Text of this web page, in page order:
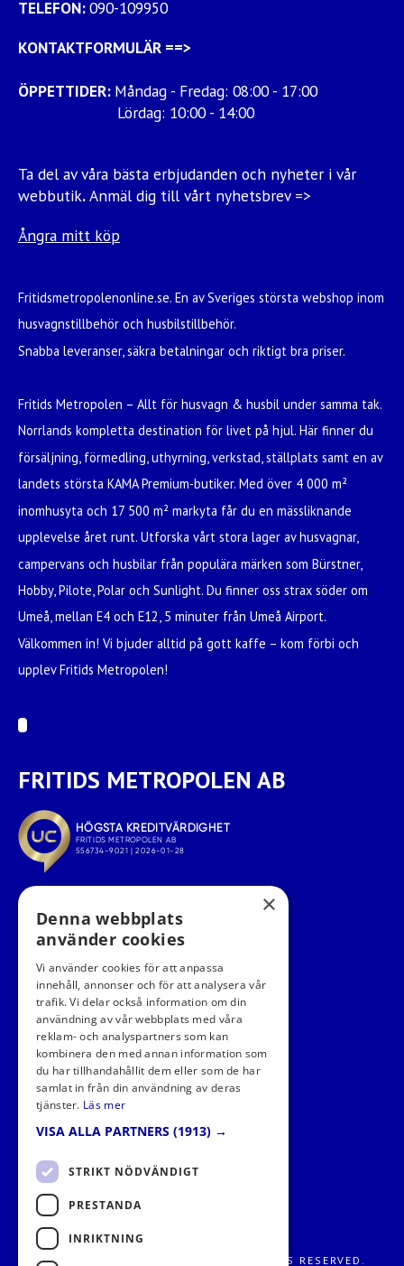
TELEFON:090-109950
KONTAKTFORMULÄR ==>
ÖPPETTIDER: Måndag - Fredag: 08:00 - 17:00
Lördag: 10:00 - 14:00
Ta del av våra bästa erbjudanden och nyheter i vår
webbutik.Anmäl dig till vårt nyhetsbrev =>
Ångra mitt köp
Fritidsmetropolenonline.se. En av Sveriges största webshop inom
husvagnstillbehör och husbilstillbehör.
Snabba leveranser, säkra betalningar och riktigt bra priser.
Fritids Metropolen – Allt för husvagn & husbil under samma tak.
Norrlands kompletta destination för livet på hjul. Här finner du
försäljning, förmedling, uthyrning, verkstad, ställplats samt en av
landets största KAMA Premium-butiker. Med över 4 000 m²
inomhusyta och 17 500 m² markyta får du en mässliknande
upplevelse året runt. Utforska vårt stora lager av husvagnar,
campervans och husbilar från populära märken som Bürstner,
Hobby, Pilote, Polar och Sunlight. Du finner oss strax söder om
Umeå, mellan E4 och E12, 5 minuter från Umeå Airport.
Välkommen in! Vi bjuder alltid på gott kaffe – kom förbi och
upplev Fritids Metropolen!
FRITIDS METROPOLEN AB
FÖLJ OSS I SOCIALA MEDIER
FRITIDS METROPOLEN AB 2026. ALL RIGHTS RESERVED.
×
Denna webbplats
använder cookies
Vi använder cookies för att anpassa
innehåll, annonser och för att analysera vår
trafik. Vi delar också information om din
användning av vår webbplats med våra
reklam- och analyspartners som kan
kombinera den med annan information som
du har tillhandahållit dem eller som de har
samlat in från din användning av deras
tjänster. Läs mer
VISA ALLA PARTNERS (1913) →
STRIKT NÖDVÄNDIGT
PRESTANDA
INRIKTNING